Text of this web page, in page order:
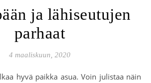
ja lähiseutujen
parhaat
4 maaliskuun, 2020